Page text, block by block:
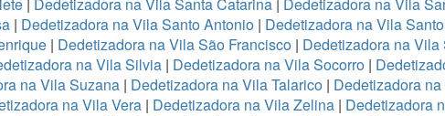
| Dedetizadora na Vila Santo Antonio | Dedetizadora na Vila
| Dedetizadora na Vila São Francisco | Dedetizadora na Vila
na Vila Silvia | Dedetizadora na Vila Socorro |
na Vila Suzana | Dedetizadora na Vila Talarico | Dedetizadora
na Vila Vera| Dedetizadora na Vila Zelina| Dedetizadora